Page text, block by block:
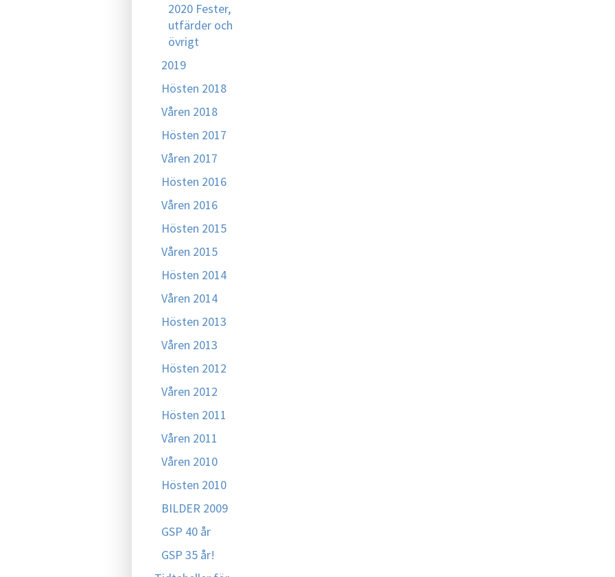
2020 Fester,
utfärder och
övrigt
2019
Hösten 2018
Våren 2018
Hösten 2017
Våren 2017
Hösten 2016
Våren 2016
Hösten 2015
Våren 2015
Hösten 2014
Våren 2014
Hösten 2013
Våren 2013
Hösten 2012
Våren 2012
Hösten 2011
Våren 2011
Våren 2010
Hösten 2010
BILDER 2009
GSP 40 år
GSP 35 år!